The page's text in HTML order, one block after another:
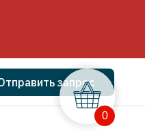
запрос
0